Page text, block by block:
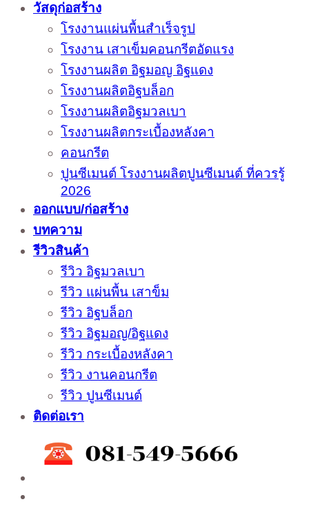
วัสดุก่อสร้าง
โรงงานแผ่นพื้นสำเร็จรูป
โรงงาน เสาเข็มคอนกรีตอัดแรง
โรงงานผลิต อิฐมอญ อิฐแดง
โรงงานผลิตอิฐบล็อก
โรงงานผลิตอิฐมวลเบา
โรงงานผลิตกระเบื้องหลังคา
คอนกรีต
ปูนซีเมนต์ โรงงานผลิตปูนซีเมนต์ ที่ควรรู้
2026
ออกแบบ/ก่อสร้าง
บทความ
รีวิวสินค้า
รีวิว อิฐมวลเบา
รีวิว แผ่นพื้น เสาข็ม
รีวิว อิฐบล็อก
รีวิว อิฐมอญ/อิฐแดง
รีวิว กระเบื้องหลังคา
รีวิว งานคอนกรีต
รีวิว ปูนซีเมนต์
ติดต่อเรา